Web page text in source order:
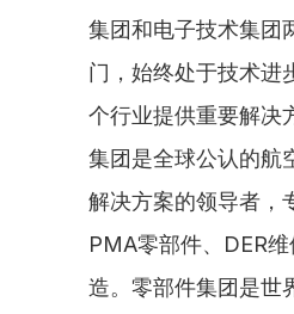
集团和电子技术集团
门，始终处于技术进
个行业提供重要解决
集团是全球公认的航
解决方案的领导者，
PMA零部件、DER维
造。零部件集团是世